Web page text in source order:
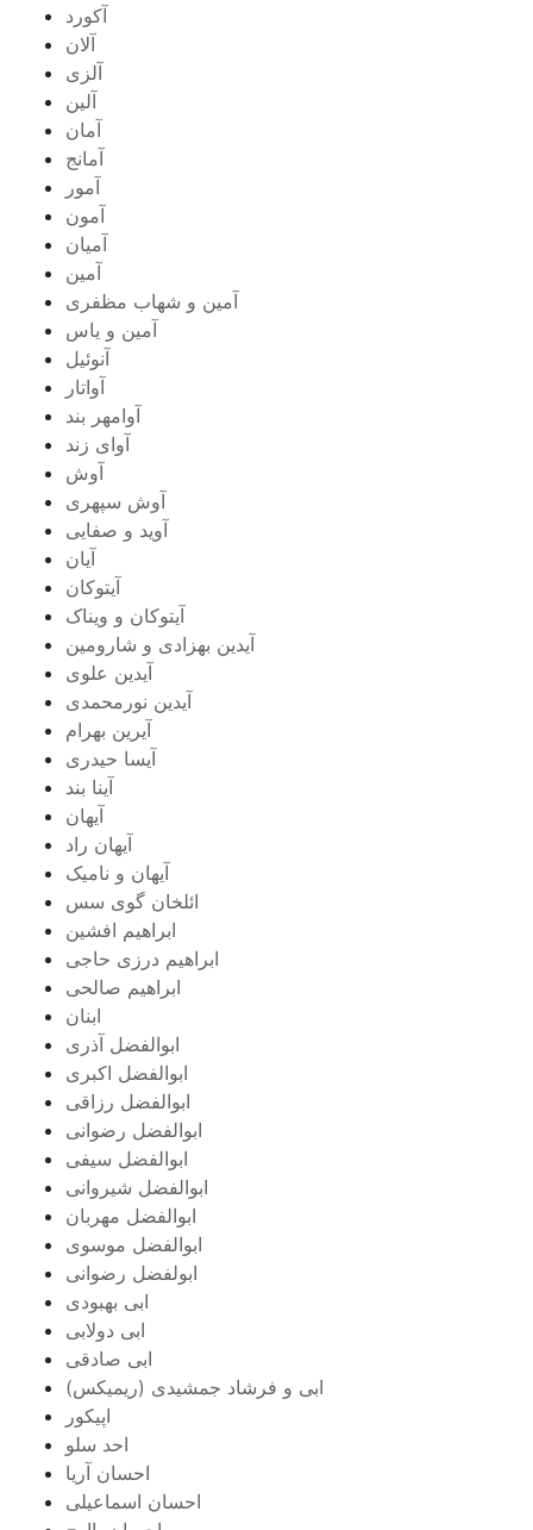
آکورد
آلان
آلزی
آلین
آمان
آمانج
آمور
آمون
آمیان
آمین
آمین و شهاب مظفری
آمین و یاس
آنوئیل
آواتار
آوامهر بند
آوای زند
آوش
آوش سپهری
آوید و صفایی
آیان
آیتوکان
آیتوکان و ویناک
آیدین بهزادی و شارومین
آیدین علوی
آیدین نورمحمدی
آیرین بهرام
آیسا حیدری
آینا بند
آیهان
آیهان راد
آیهان و نامیک
ائلخان گوی سس
ابراهیم افشین
ابراهیم درزی حاجی
ابراهیم صالحی
ابنان
ابوالفضل آذری
ابوالفضل اکبری
ابوالفضل رزاقی
ابوالفضل رضوانی
ابوالفضل سیفی
ابوالفضل شیروانی
ابوالفضل مهربان
ابوالفضل موسوی
ابولفضل رضوانی
ابی بهبودی
ابی دولابی
ابی صادقی
ابی و فرشاد جمشیدی (ریمیکس)
اپیکور
احد سلو
احسان آریا
احسان اسماعیلی